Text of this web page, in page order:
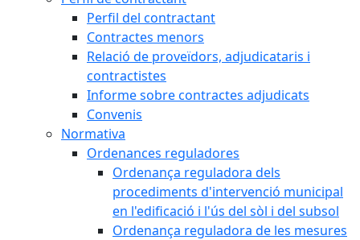
Perfil del contractant
Contractes menors
Relació de proveïdors, adjudicataris i
contractistes
Informe sobre contractes adjudicats
Convenis
Normativa
Ordenances reguladores
Ordenança reguladora dels
procediments d'intervenció municipal
en l'edificació i l'ús del sòl i del subsol
Ordenança reguladora de les mesures